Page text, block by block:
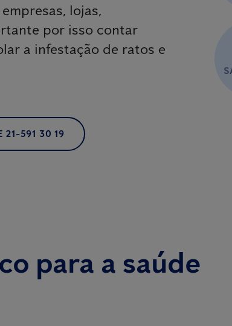
lojas,
por isso contar
a infestação de ratos e
21-591 30 19
para a saúde